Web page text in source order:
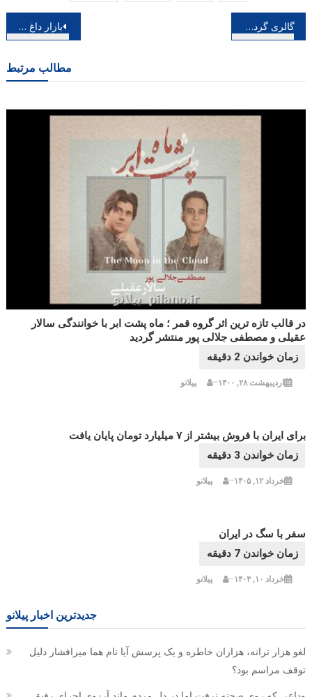
راهبری
بازار داغ سلفی گرفتن در جوامع مصرف گرا گالری گردی نوروزی -۴؛ تحویل یک سالگی با یک نمایشگاه نوروزی، بهار شمایید، بهانه شمایید
مطالب مرتبط
در قالب تازه ترین اثر گروه قمر ؛ ماه پشت ابر با خوانندگی سالار
عقیلی و مصطفی جلالی پور منتشر گردید
اردیبهشت ۲۸, ۱۴۰۰ پیلانو
برای ایران با فروش بیشتر از ۷ میلیارد تومان پایان یافت
خرداد ۱۲, ۱۴۰۵ پیلانو
سفر با سگ در ایران
خرداد ۱۰, ۱۴۰۴ پیلانو
جدیدترین اخبار پیلانو
لغو هزار ترانه، هزاران خاطره و یک پرسش آیا نام هما میرافشار دلیل
توقف مراسم بود؟